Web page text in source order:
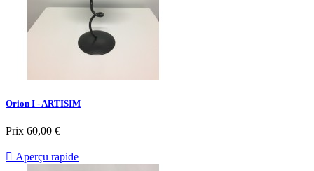
Orion I - ARTISIM
Prix 60,00 €
 Aperçu rapide